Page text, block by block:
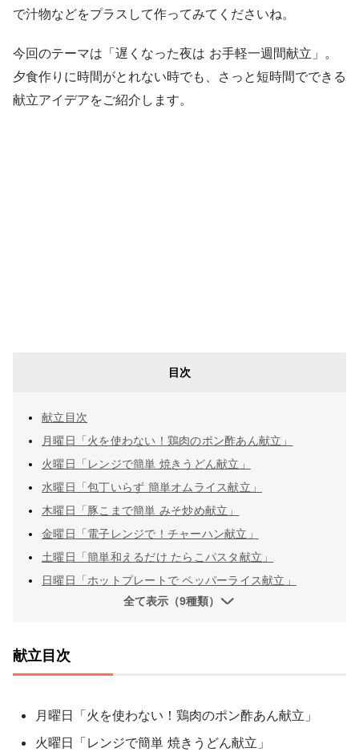
で汁物などをプラスして作ってみてくださいね。
今回のテーマは「遅くなった夜は お手軽一週間献立」。
夕食作りに時間がとれない時でも、さっと短時間でできる
献立アイデアをご紹介します。
目次
献立目次
月曜日「火を使わない！鶏肉のポン酢あん献立」
火曜日「レンジで簡単 焼きうどん献立」
水曜日「包丁いらず 簡単オムライス献立」
木曜日「豚こまで簡単 みそ炒め献立」
金曜日「電子レンジで！チャーハン献立」
土曜日「簡単和えるだけ たらこパスタ献立」
日曜日「ホットプレートで ペッパーライス献立」
全て表示（9種類）
献立目次
月曜日「火を使わない！鶏肉のポン酢あん献立」
火曜日「レンジで簡単 焼きうどん献立」